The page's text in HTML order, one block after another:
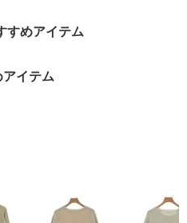
すめアイテム
イテム